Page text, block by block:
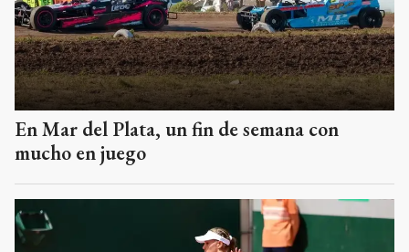
En Mar del Plata, un fin de semana con
mucho en juego